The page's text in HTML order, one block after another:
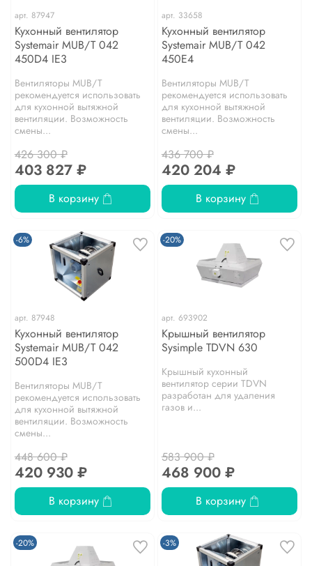
арт. 87947
Кухонный вентилятор
Systemair MUB/T 042
450D4 IE3
Вентиляторы MUB/T
рекомендуется использовать
для кухонной вытяжной
вентиляции. Возможность
смены...
426 300 ₽
403 827 ₽
В корзину
арт. 33658
Кухонный вентилятор
Systemair MUB/T 042
450E4
Вентиляторы MUB/T
рекомендуется использовать
для кухонной вытяжной
вентиляции. Возможность
смены...
436 700 ₽
420 204 ₽
В корзину
-6%
арт. 87948
Кухонный вентилятор
Systemair MUB/T 042
500D4 IE3
Вентиляторы MUB/T
рекомендуется использовать
для кухонной вытяжной
вентиляции. Возможность
смены...
448 600 ₽
420 930 ₽
В корзину
-20%
арт. 693902
Крышный вентилятор
Sysimple TDVN 630
Крышный кухонный
вентилятор серии TDVN
разработан для удаления
газов и...
583 900 ₽
468 900 ₽
В корзину
-20% -3%